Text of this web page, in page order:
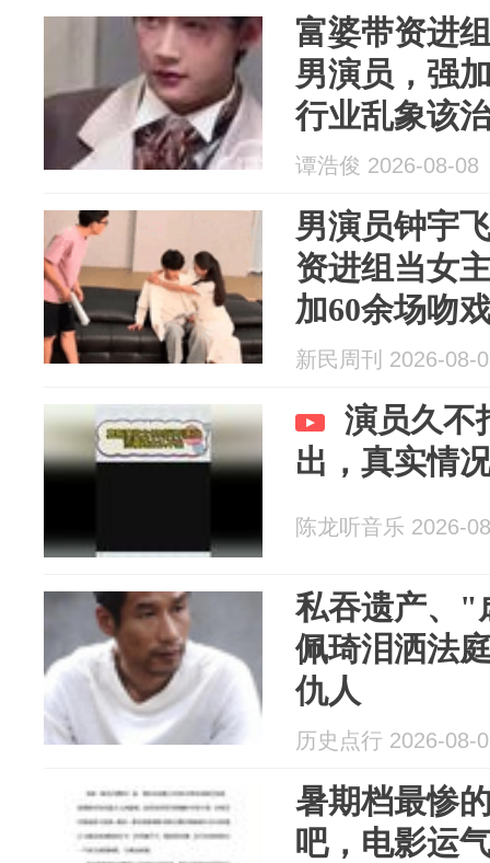
富婆带资进
男演员，强
行业乱象该
谭浩俊 2026-08-08
男演员钟宇
资进组当女
加60余场吻
强忍
新民周刊 2026-08-
演员久不
出，真实情
陈龙听音乐 2026-
私吞遗产、"
佩琦泪洒法
仇人
历史点行 2026-08-
暑期档最惨
吧，电影运